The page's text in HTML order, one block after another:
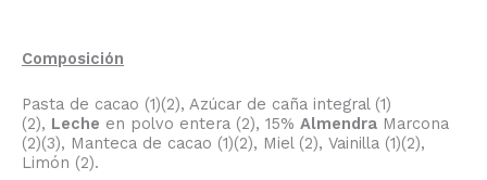
Composición
Pasta de cacao (1)(2), Azúcar de caña integral (1)
(2), Leche en polvo entera (2), 15% Almendra Marcona
(2)(3), Manteca de cacao (1)(2), Miel (2), Vainilla (1)(2),
Limón (2).